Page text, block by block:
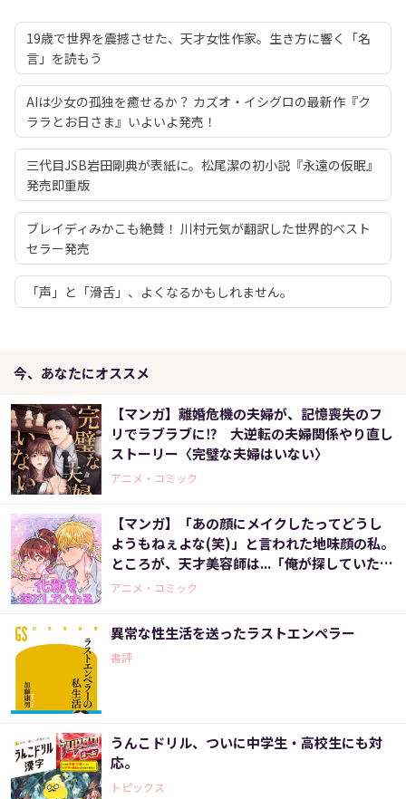
19歳で世界を震撼させた、天才女性作家。生き方に響く「名
言」を読もう
AIは少女の孤独を癒せるか？ カズオ・イシグロの最新作『ク
ララとお日さま』いよいよ発売！
三代目JSB岩田剛典が表紙に。松尾潔の初小説『永遠の仮眠』
発売即重版
ブレイディみかこも絶賛！ 川村元気が翻訳した世界的ベスト
セラー発売
「声」と「滑舌」、よくなるかもしれません。
今、あなたにオススメ
【マンガ】離婚危機の夫婦が、記憶喪失のフ
リでラブラブに⁉ 大逆転の夫婦関係やり直し
ストーリー〈完璧な夫婦はいない〉
アニメ・コミック
【マンガ】「あの顔にメイクしたってどうし
ようもねぇよな(笑)」と言われた地味顔の私。
ところが、天才美容師は...「俺が探していたの
はこの顔だ！」いったいなぜ？〈化粧を落と
アニメ・コミック
異常な性生活を送ったラストエンペラー
書評
うんこドリル、ついに中学生・高校生にも対
応。
トピックス